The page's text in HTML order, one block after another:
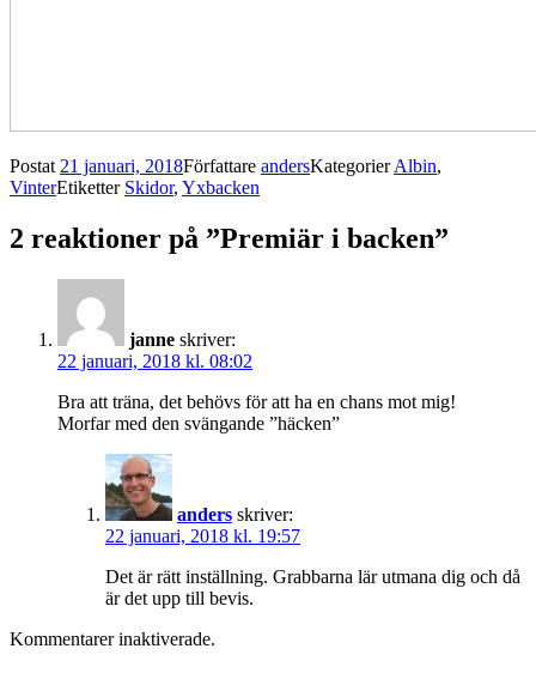
Postat 21 januari, 2018Författare andersKategorierAlbin,
VinterEtiketter Skidor, Yxbacken
2 reaktioner på ”Premiär i backen”
janne skriver:
22 januari, 2018 kl. 08:02
Bra att träna, det behövs för att ha en chans mot mig!
Morfar med den svängande ”häcken”
anders skriver:
22 januari, 2018 kl. 19:57
Det är rätt inställning. Grabbarna lär utmana dig och då
är det upp till bevis.
Kommentarer inaktiverade.